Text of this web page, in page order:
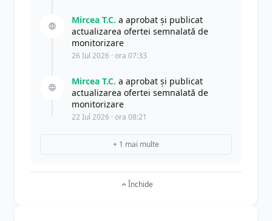
Mircea T.C. a aprobat și publicat
actualizarea ofertei semnalată de
monitorizare
26 Iul 2026 · ora 07:33
Mircea T.C. a aprobat și publicat
actualizarea ofertei semnalată de
monitorizare
22 Iul 2026 · ora 08:21
+ 1 mai multe
Închide